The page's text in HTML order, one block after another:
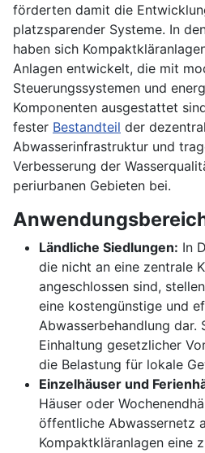
förderten damit die
platzsparender Systeme. In
haben sich
Anlagen entwickelt, die mit
Steuerungssystemen und
Komponenten ausgestattet
fester Bestandteil der
Abwasserinfrastruktur und
Verbesserung der
periurbanen Gebieten bei.
Ländliche Siedlungen: In
die nicht an eine zentrale
angeschlossen sind,
eine kostengünstige und
Abwasserbehandlung dar.
Einhaltung gesetzlicher
die Belastung für lokale
Einzelhäuser und
Häuser oder
öffentliche Abwassernetz
Kompaktkläranlagen eine